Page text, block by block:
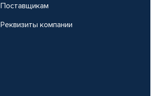
Поставщикам
Реквизиты компании